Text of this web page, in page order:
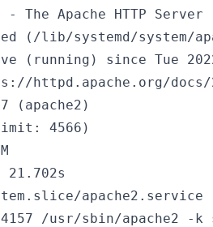
The Apache HTTP Server
(/lib/systemd/system/
(running) since Tue
httpd.apache.org/
(apache2)
4566)
21.702s
apache2.service
/usr/sbin/apache2 -k